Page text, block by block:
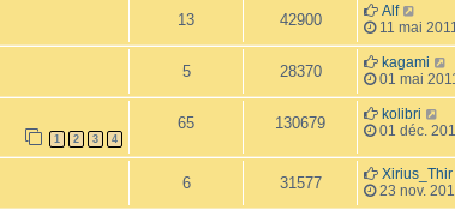
13 42900
Alf
11 mai
5 28370
kagami
01 mai
1 2 3 4
65 130679
kolibri
01 déc.
6 31577
Xirius_Thir
23 nov.